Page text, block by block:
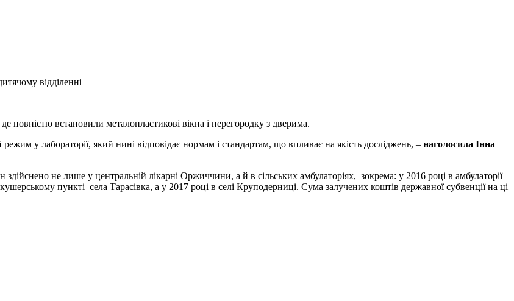
відділенні
повністю встановили металопластикові вікна і перегородку з дверима.
у лабораторії, який нині відповідає нормам і стандартам, що впливає на якість досліджень, – наголосила Інна
не лише у центральній лікарні Оржиччини, а й в сільських амбулаторіях, зокрема: у 2016 році в амбулаторії
пункті села Тарасівка, а у 2017 році в селі Круподерниці. Сума залучених коштів державної субвенції на ці